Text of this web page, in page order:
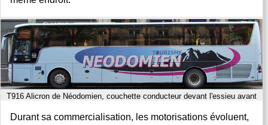
T916 Alicron de Néodomien, couchette conducteur devant l'essieu avant
Durant sa commercialisation, les motorisations évoluent,